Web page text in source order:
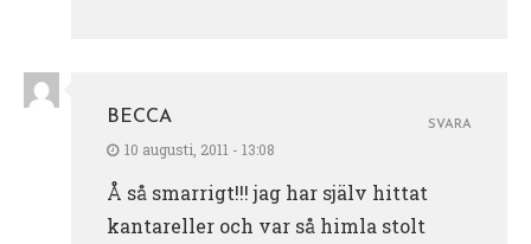
BECCA
10 augusti, 2011 - 13:08
Å så smarrigt!!! jag har själv hittat
kantareller och var så himla stolt
SVARA